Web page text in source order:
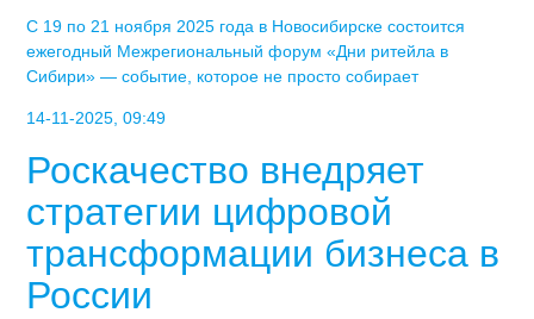
С 19 по 21 ноября 2025 года в Новосибирске состоится
ежегодный Межрегиональный форум «Дни ритейла в
Сибири» — событие, которое не просто собирает
14-11-2025, 09:49
Роскачество внедряет
стратегии цифровой
трансформации бизнеса в
России